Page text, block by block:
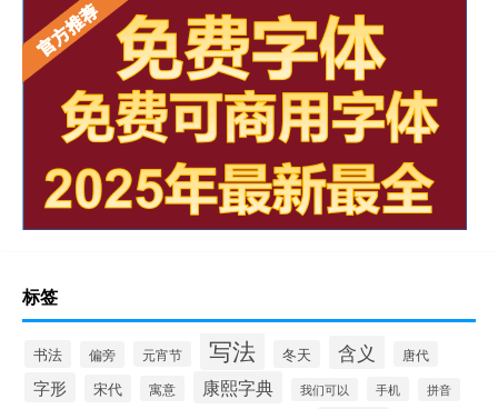
标签
书法 偏旁 元宵节 写法 冬天 含义 唐代
字形 宋代 寓意 康熙字典 我们可以 手机 拼音